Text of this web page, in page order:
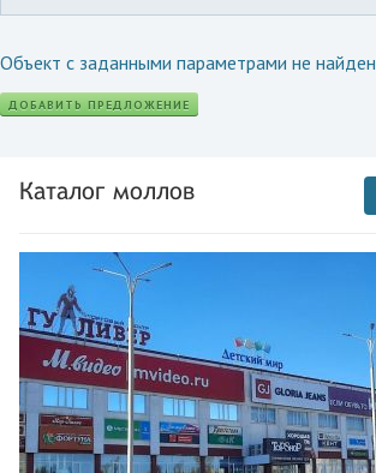
Объект с заданными параметрами не найден
ДОБАВИТЬ ПРЕДЛОЖЕНИЕ
Каталог моллов